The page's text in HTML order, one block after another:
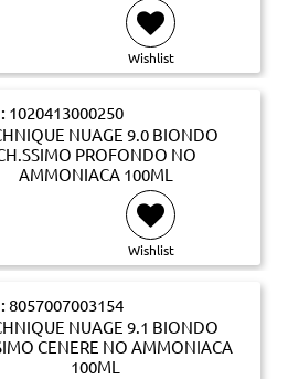
Wishlist
1020413000250
NUAGE 9.0 BIONDO
PROFONDO NO
AMMONIACA 100ML
Wishlist
8057007003154
NUAGE 9.1 BIONDO
CENERE NO AMMONIACA
100ML